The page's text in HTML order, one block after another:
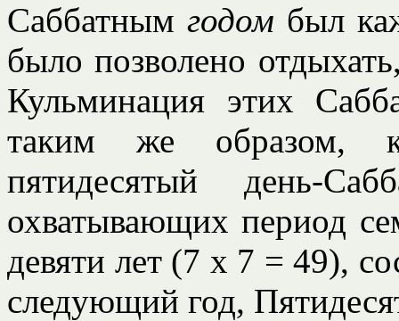
Саббатным годом был
было позволено
Кульминация этих
таким же образом,
пятидесятый день-
охватывающих период
девяти лет (7 х 7 = 49),
следующий год,